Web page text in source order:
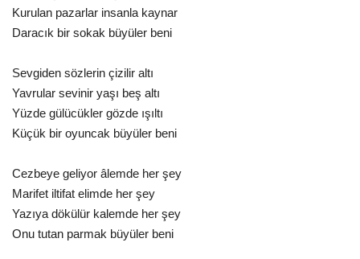
Kurulan pazarlar insanla kaynar
Daracık bir sokak büyüler beni
Sevgiden sözlerin çizilir altı
Yavrular sevinir yaşı beş altı
Yüzde gülücükler gözde ışıltı
Küçük bir oyuncak büyüler beni
Cezbeye geliyor âlemde her şey
Marifet iltifat elimde her şey
Yazıya dökülür kalemde her şey
Onu tutan parmak büyüler beni